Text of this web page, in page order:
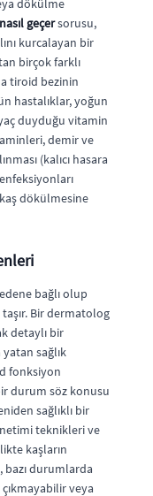
dökülme
geçersorusu,
kurcalayan bir
birçok farklı
tiroid bezinin
hastalıklar, yoğun
duyduğu vitamin
demir ve
(kalıcı hasara
dökülmesine
bağlı olup
Bir dermatolog
detaylı bir
sağlık
fonksiyon
durum söz konusu
sağlıklı bir
teknikleri ve
kaşların
bazı durumlarda
veya